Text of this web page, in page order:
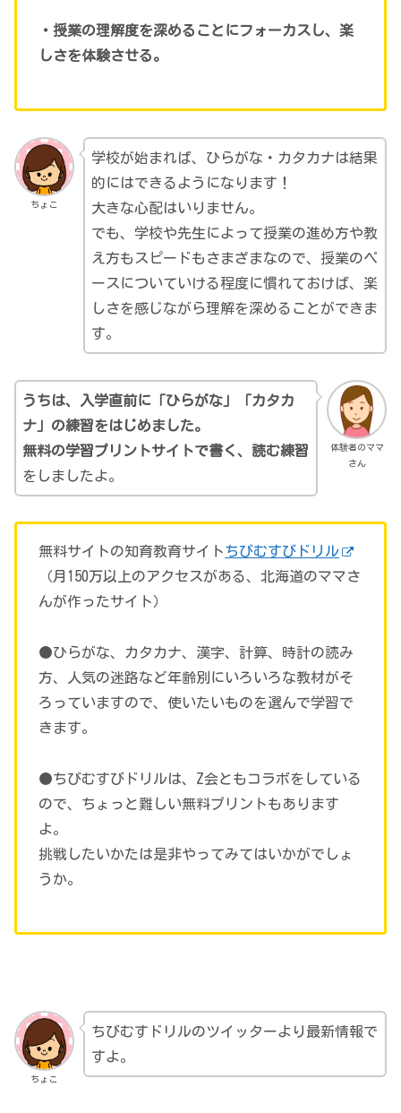
・授業の理解度を深めることにフォーカスし、楽
しさを体験させる。
ちょこ
学校が始まれば、ひらがな・カタカナは結果
的にはできるようになります！
大きな心配はいりません。
でも、学校や先生によって授業の進め方や教
え方もスピードもさまざまなので、授業のペ
ースについていける程度に慣れておけば、楽
しさを感じながら理解を深めることができま
す。
体験者のママ
さん
うちは、入学直前に「ひらがな」「カタカ
ナ」の練習をはじめました。
無料の学習プリントサイトで書く、読む練習
をしましたよ。
無料サイトの知育教育サイトちびむすびドリル
（月150万以上のアクセスがある、北海道のママさ
んが作ったサイト）
●ひらがな、カタカナ、漢字、計算、時計の読み
方、人気の迷路など年齢別にいろいろな教材がそ
ろっていますので、使いたいものを選んで学習で
きます。
●ちびむすびドリルは、Z会ともコラボをしている
ので、ちょっと難しい無料プリントもあります
よ。
挑戦したいかたは是非やってみてはいかがでしょ
うか。
ちょこ
ちびむすドリルのツイッターより最新情報で
すよ。